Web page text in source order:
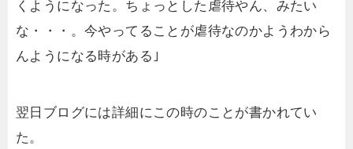
くようになった。ちょっとした虐待やん、みたい
な・・・。今やってることが虐待なのかようわから
んようになる時がある｣
翌日ブログには詳細にこの時のことが書かれてい
た。